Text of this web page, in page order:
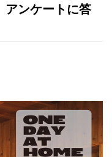
アンケートに答